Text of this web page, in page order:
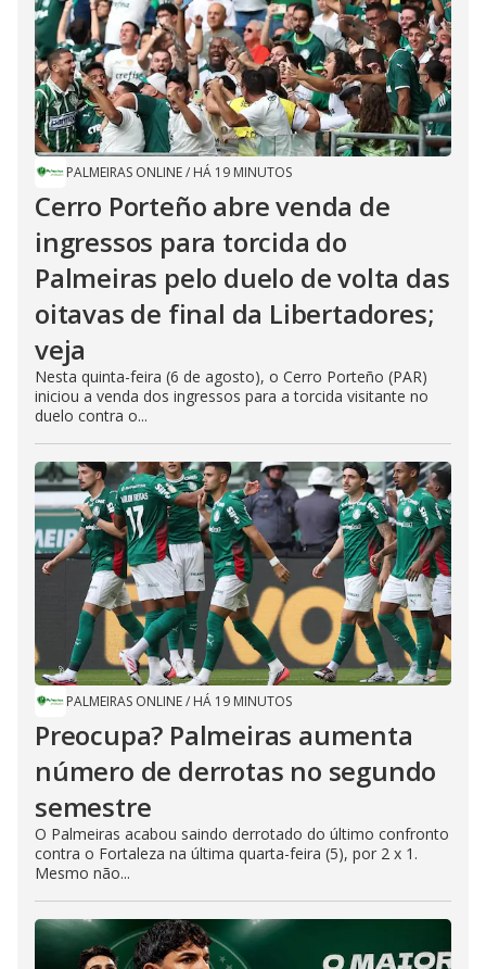
PALMEIRAS ONLINE/ HÁ 19 MINUTOS
Cerro Porteño abre venda de
ingressos para torcida do
Palmeiras pelo duelo de volta das
oitavas de final da Libertadores;
veja
Nesta quinta-feira (6 de agosto), o Cerro Porteño (PAR)
iniciou a venda dos ingressos para a torcida visitante no
duelo contra o...
PALMEIRAS ONLINE/ HÁ 19 MINUTOS
Preocupa? Palmeiras aumenta
número de derrotas no segundo
semestre
O Palmeiras acabou saindo derrotado do último confronto
contra o Fortaleza na última quarta-feira (5), por 2 x 1.
Mesmo não...